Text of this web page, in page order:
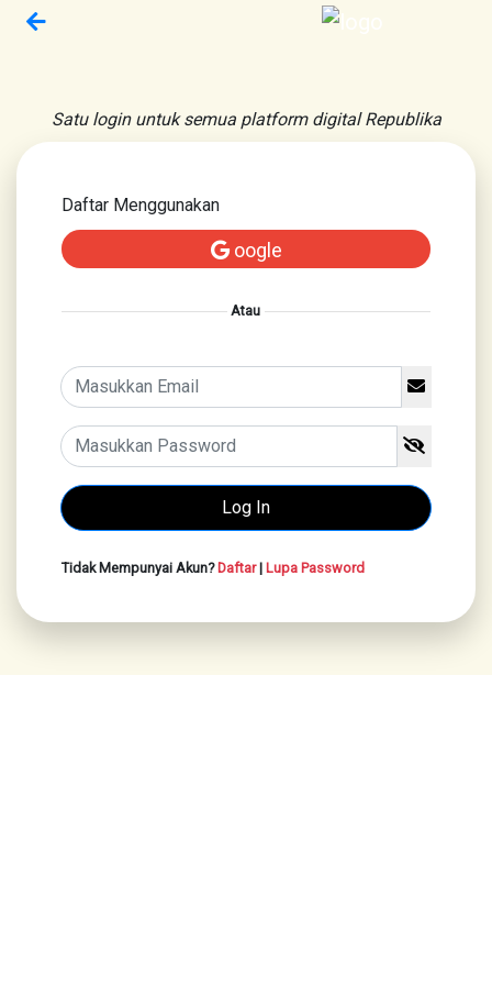
Satu login untuk semua platform digital Republika
Daftar Menggunakan
oogle
Atau
Tidak Mempunyai Akun?Daftar| Lupa Password